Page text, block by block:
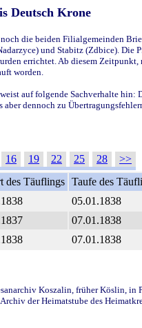
Deutsch Krone
die beiden Filialgemeinden
und Stabitz (Zdbice).
errichtet. Ab diesem
worden.
auf folgende Sachverhalte
dennoch zu
16 19 22 25 28
>>
des Täuflings Taufe des
05.01.1838
07.01.1838
07.01.1838
Koszalin, früher Köslin,
der Heimatstube des